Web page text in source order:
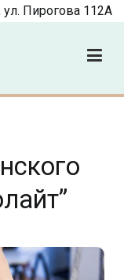
ул. Пирогова 112А